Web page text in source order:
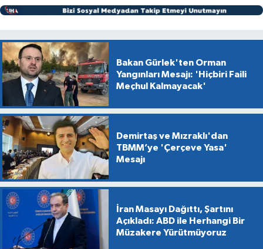
Bakan Gürlek'ten Orman
Yangınları Mesajı: 'Hiçbiri Faili
Meçhul Kalmayacak'
Demirtaş ve Mızraklı'dan
TBMM’ye 'Çerçeve Yasa'
Mesajı
İran Masayı Dağıttı, Şartını
Açıkladı: ABD ile Herhangi Bir
Müzakere Yürütmüyoruz